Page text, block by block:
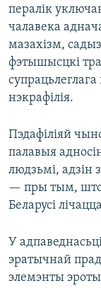
пералік
чалавека
мазахізм,
фэтышысцкі
супрацьлеглага
нэкрафілія.
Пэдафіліяй
палавыя
людзьмі, адзін
— пры тым, што
Беларусі
У
эратычнай
элемэнты